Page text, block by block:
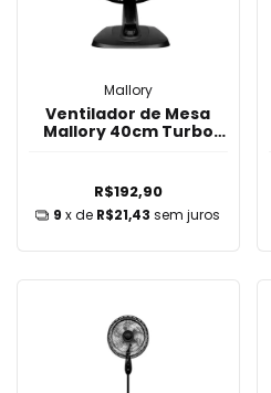
Mallory
Ventilador de Mesa
Mallory 40cm Turbo
R$192,90
9 x de R$21,43 sem juros